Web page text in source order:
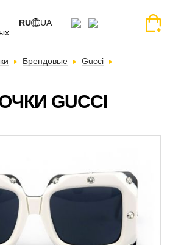
RU UA
Брендовые
Gucci
GUCCI